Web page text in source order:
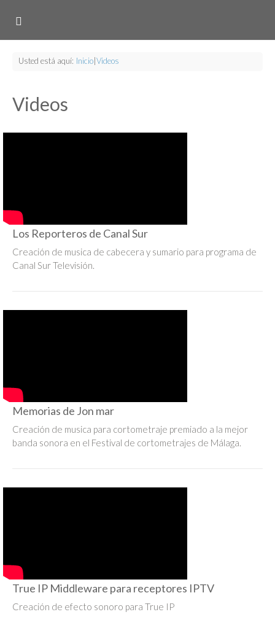
Usted está aquí: Inicio Videos
Videos
Los Reporteros de Canal Sur
Creación de musica de cabecera y sumario para programa de
Canal Sur Televisión.
Memorias de Jon mar
Creación de musica para cortometraje premiado a la mejor
banda sonora en el Festival de cortometrajes de Málaga.
True IP Middleware para receptores IPTV
Creación de efecto sonoro para True IP